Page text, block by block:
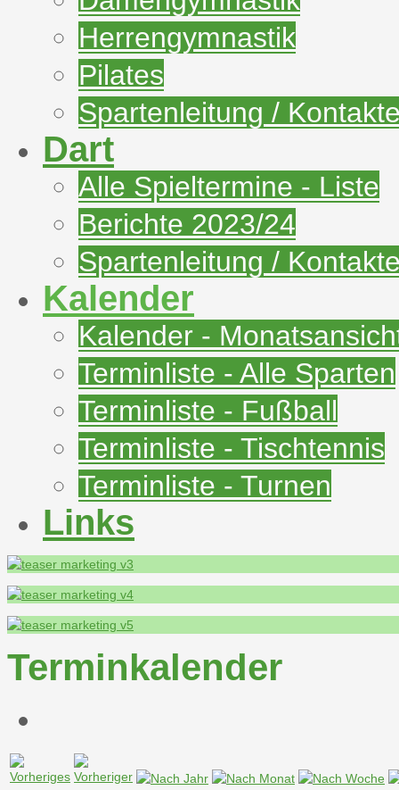
Herrengymnastik
Pilates
Spartenleitung /
Dart
Alle Spieltermine - Liste
Berichte 2023/24
Spartenleitung /
Kalender
Kalender -
Terminliste - Alle Sparten
Terminliste - Fußball
Terminliste - Tischtennis
Terminliste - Turnen
Links
Terminkalender